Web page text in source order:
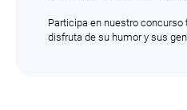
Participa en nuestro
disfruta de su humor y sus